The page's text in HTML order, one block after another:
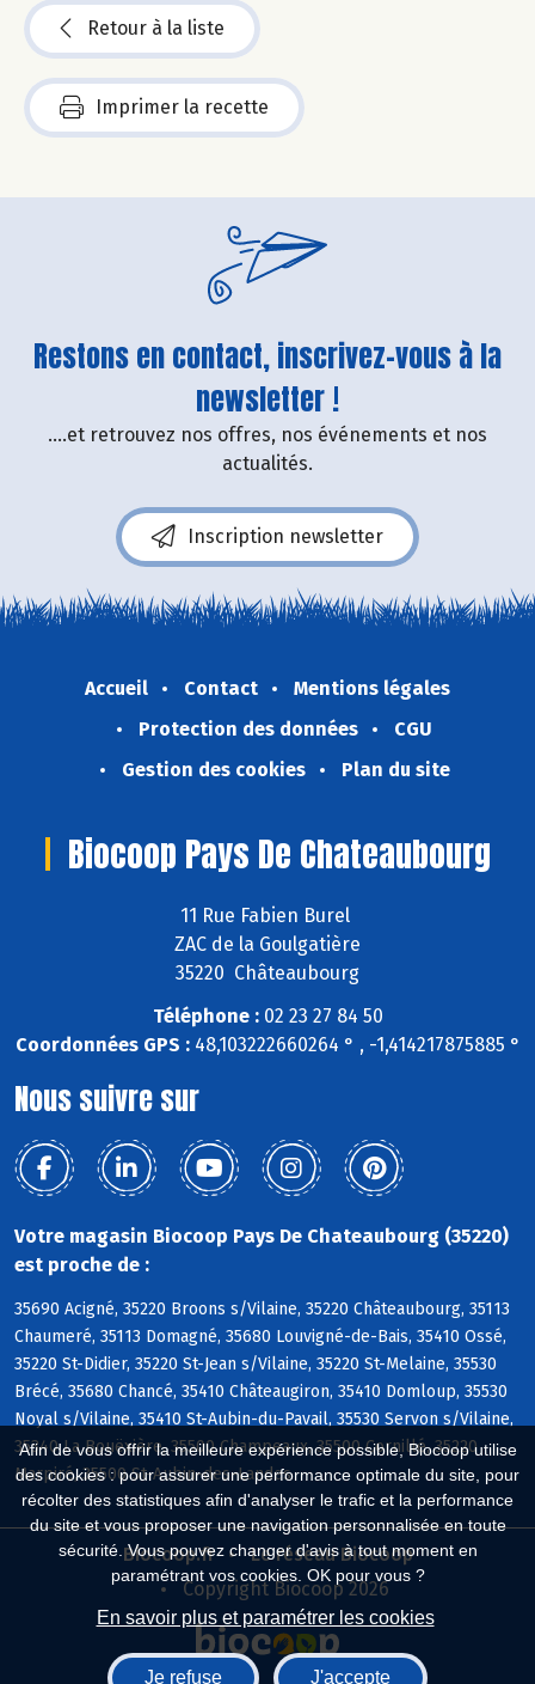
Afin de vous offrir la meilleure expérience possible, Biocoop utilise
des cookies : pour assurer une performance optimale du site, pour
récolter des statistiques afin d'analyser le trafic et la performance
du site et vous proposer une navigation personnalisée en toute
sécurité. Vous pouvez changer d'avis à tout moment en
paramétrant vos cookies. OK pour vous ?
En savoir plus et paramétrer les cookies
Je refuse J'accepte
Retour à la liste
Imprimer la recette
Restons en contact, inscrivez-vous à la
newsletter !
....et retrouvez nos offres, nos événements et nos
actualités.
Inscription newsletter
Accueil Contact
Mentions légales
Protection des données
CGU
Gestion des cookies
Plan du site
Biocoop Pays De Chateaubourg
11 Rue Fabien Burel
ZAC de la Goulgatière
35220 Châteaubourg
Téléphone :02 23 27 84 50
Coordonnées GPS :48,103222660264 ° , -1,414217875885 °
Nous suivre sur
Votre magasin Biocoop Pays De Chateaubourg (35220)
est proche de :
35690 Acigné, 35220 Broons s/Vilaine, 35220 Châteaubourg, 35113
Chaumeré, 35113 Domagné, 35680 Louvigné-de-Bais, 35410 Ossé,
35220 St-Didier, 35220 St-Jean s/Vilaine, 35220 St-Melaine, 35530
Brécé, 35680 Chancé, 35410 Châteaugiron, 35410 Domloup, 35530
Noyal s/Vilaine, 35410 St-Aubin-du-Pavail, 35530 Servon s/Vilaine,
35340 La Bouëxière, 35500 Champeaux, 35500 Cornillé, 35220
Marpiré, 35500 St-Aubin-des-Landes
Biocoop.fr
Le réseau Biocoop
Copyright Biocoop 2026